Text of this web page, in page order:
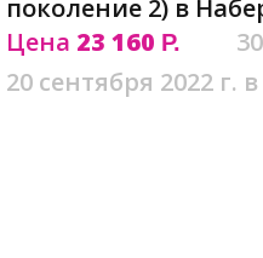
поколение 2) в
Цена 23 160 Р.
20 сентября 2022 г.